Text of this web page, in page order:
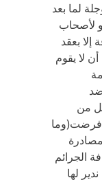
لما بعد
لأصحاب
إلا بعقد
لا يقوم
من
فرضت(وما
الجرائم
لها